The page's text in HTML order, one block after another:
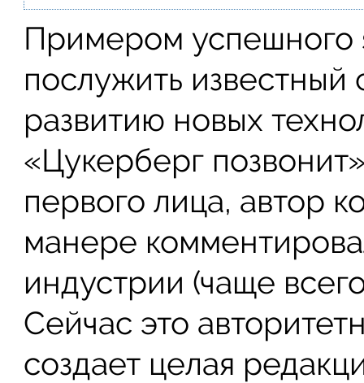
Примером успешного
послужить
развитию новых
«Цукерберг
первого лица, автор
манере
индустрии (чаще
Сейчас это
создает целая